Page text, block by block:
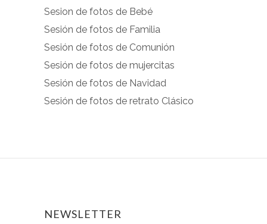
Sesion de fotos de Bebé
Sesión de fotos de Familia
Sesión de fotos de Comunión
Sesión de fotos de mujercitas
Sesión de fotos de Navidad
Sesión de fotos de retrato Clásico
NEWSLETTER